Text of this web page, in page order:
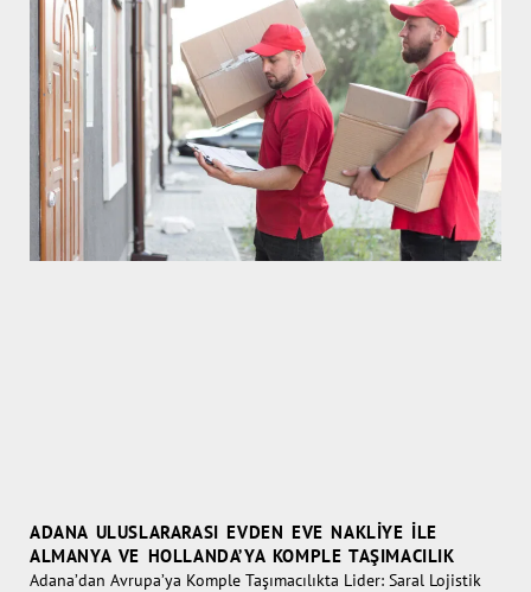
ADANA ULUSLARARASI EVDEN EVE NAKLIYE İLE
ALMANYA VE HOLLANDA’YA KOMPLE TAŞIMACILIK
Adana’dan Avrupa’ya Komple Taşımacılıkta Lider: Saral Lojistik